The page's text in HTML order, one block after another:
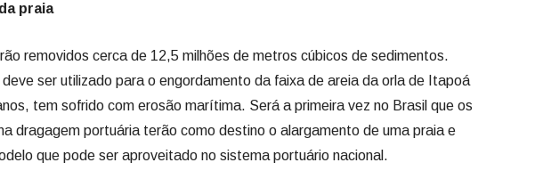
praia
removidos cerca de 12,5 milhões de metros cúbicos de sedimentos.
ser utilizado para o engordamento da faixa de areia da orla de Itapoá
tem sofrido com erosão marítima. Será a primeira vez no Brasil que os
dragagem portuária terão como destino o alargamento de uma praia e
que pode ser aproveitado no sistema portuário nacional.